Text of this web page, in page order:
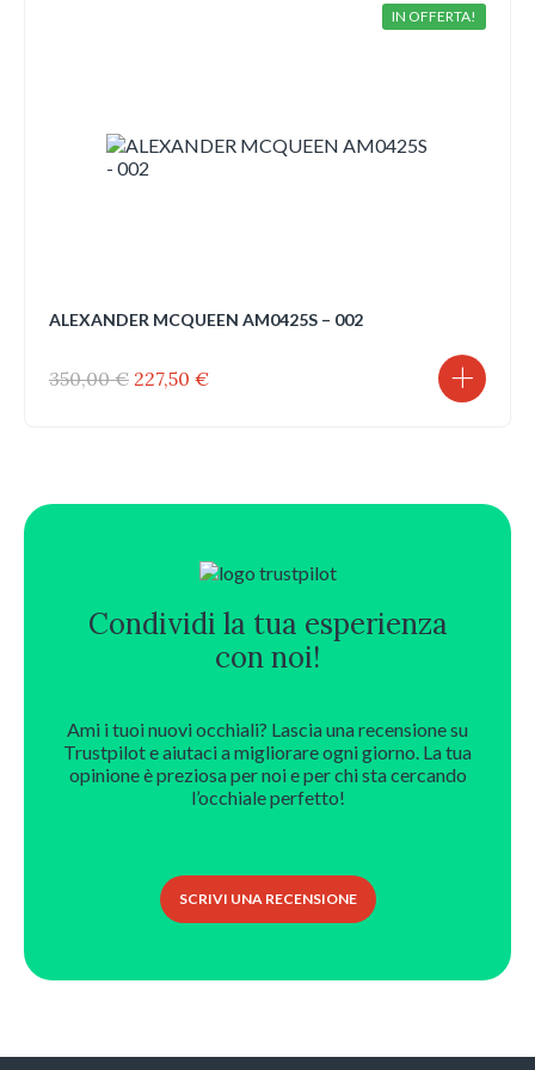
IN OFFERTA!
ALEXANDER MCQUEEN AM0425S – 002
350,00€ Il
227,50 €Il
Condividi la tua esperienza
con noi!
Ami i tuoi nuovi occhiali? Lascia una recensione su
Trustpilot e aiutaci a migliorare ogni giorno. La tua
opinione è preziosa per noi e per chi sta cercando
l’occhiale perfetto!
SCRIVI UNA RECENSIONE